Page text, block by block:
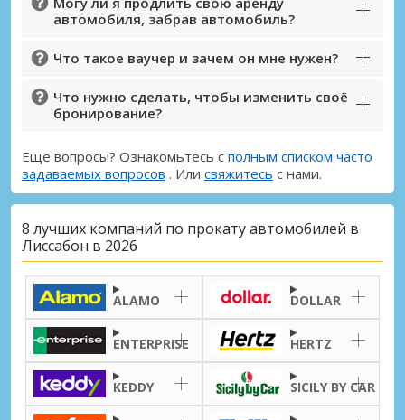
автомобиля, забрав автомобиль?
Что такое ваучер и зачем он мне нужен?
Что нужно сделать, чтобы изменить своё
бронирование?
Еще вопросы? Ознакомьтесь с полным списком часто
задаваемых вопросов . Или свяжитесь с нами.
8 лучших компаний по прокату автомобилей в
Лиссабон в 2026
ALAMO DOLLAR
ENTERPRISE HERTZ
KEDDY SICILY BY CAR